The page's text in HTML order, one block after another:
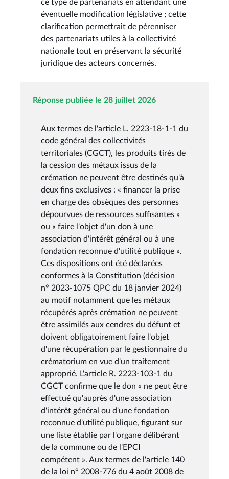
ce type de partenariats en attendant une
éventuelle modification législative ; cette
clarification permettrait de pérenniser
des partenariats utiles à la collectivité
nationale tout en préservant la sécurité
juridique des acteurs concernés.
Réponse publiée le 28 juillet 2026
Aux termes de l'article L. 2223-18-1-1 du
code général des collectivités
territoriales (CGCT), les produits tirés de
la cession des métaux issus de la
crémation ne peuvent être destinés qu'à
deux fins exclusives : « financer la prise
en charge des obsèques des personnes
dépourvues de ressources suffisantes »
ou « faire l'objet d'un don à une
association d'intérêt général ou à une
fondation reconnue d'utilité publique ».
Ces dispositions ont été déclarées
conformes à la Constitution (décision
n° 2023-1075 QPC du 18 janvier 2024)
au motif notamment que les métaux
récupérés après crémation ne peuvent
être assimilés aux cendres du défunt et
doivent obligatoirement faire l'objet
d'une récupération par le gestionnaire du
crématorium en vue d'un traitement
approprié. L'article R. 2223-103-1 du
CGCT confirme que le don « ne peut être
effectué qu'auprès d'une association
d'intérêt général ou d'une fondation
reconnue d'utilité publique, figurant sur
une liste établie par l'organe délibérant
de la commune ou de l'EPCI
compétent ». Aux termes de l'article 140
de la loi n° 2008-776 du 4 août 2008 de